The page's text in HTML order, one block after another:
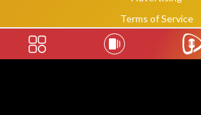
Terms of Service
Privacy Policy
Social Links